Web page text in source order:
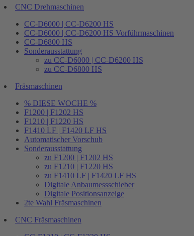
CNC Drehmaschinen
CC-D6000 | CC-D6200 HS
CC-D6000 | CC-D6200 HS Vorführmaschinen
CC-D6800 HS
Sonderausstattung
zu CC-D6000 | CC-D6200 HS
zu CC-D6800 HS
Fräsmaschinen
% DIESE WOCHE %
F1200 | F1202 HS
F1210 | F1220 HS
F1410 LF | F1420 LF HS
Automatischer Vorschub
Sonderausstattung
zu F1200 | F1202 HS
zu F1210 | F1220 HS
zu F1410 LF | F1420 LF HS
Digitale Anbaumessschieber
Digitale Positionsanzeige
2te Wahl Fräsmaschinen
CNC Fräsmaschinen